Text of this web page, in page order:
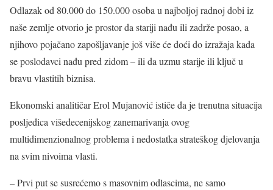
Odlazak od 80.000 do 150.000 osoba u najboljoj radnoj dobi iz
naše zemlje otvorio je prostor da stariji nađu ili zadrže posao, a
njihovo pojačano zapošljavanje još više će doći do izražaja kada
se poslodavci nađu pred zidom – ili da uzmu starije ili ključ u
bravu vlastitih biznisa.
Ekonomski analitičar Erol Mujanović ističe da je trenutna situacija
posljedica višedecenijskog zanemarivanja ovog
multidimenzionalnog problema i nedostatka strateškog djelovanja
na svim nivoima vlasti.
– Prvi put se susrećemo s masovnim odlascima, ne samo